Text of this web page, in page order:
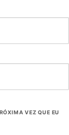
VEZ QUE EU